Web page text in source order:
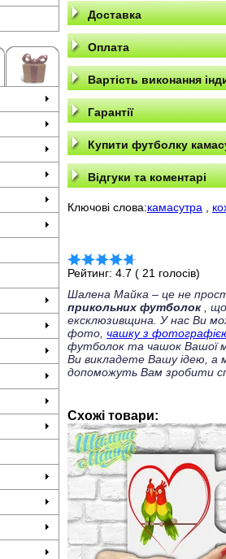
Доставка
Оплата
Вартість виконання
Гарантії
Купити футболку
Відгуки та коментарі
Ключові слова:камасутра
Рейтинг: 4.7 ( 21 голосів)
Шалена Майка – це не
прикольних футболок, що
ексклюзивщина. У нас Ви
фото, чашку з
футболок та чашок Вашої
Ви викладете Вашу ідею, а
допоможуть Вам зробити
Схожі товари: